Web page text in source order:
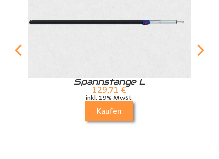
Spannstange L
129,71 €
inkl. 19% MwSt.
Kaufen